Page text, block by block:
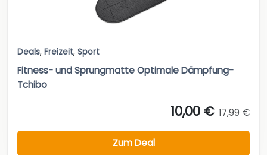
Deals, Freizeit, Sport
Fitness- und Sprungmatte Optimale Dämpfung-
Tchibo
10,00 € 17,99 €
Zum Deal